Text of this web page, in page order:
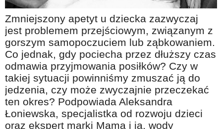
Na wesoło
Hobby i pasje
Żyj aktywnie
60plus - najcenniejsi klienci
Dobra opieka
Warto naśladować
Coś dla ducha
Smacznie i zdrowo
Zmniejszony apetyt u dziecka zazwyczaj
jest problemem przejściowym, związanym z
gorszym samopoczuciem lub ząbkowaniem.
Co jednak, gdy pociecha przez dłuższy czas
odmawia przyjmowania posiłków? Czy w
takiej sytuacji powinniśmy zmuszać ją do
jedzenia, czy może zwyczajnie przeczekać
ten okres? Podpowiada Aleksandra
Łoniewska, specjalistka od rozwoju dzieci
oraz ekspert marki Mama i ja, wody